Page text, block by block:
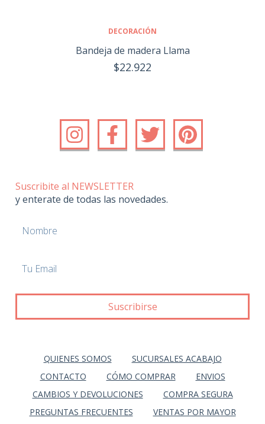
DECORACIÓN
Bandeja de madera Llama
$22.922
Suscribite al NEWSLETTER
y enterate de todas las novedades.
QUIENES SOMOS
SUCURSALES ACABAJO
CONTACTO
CÓMO COMPRAR
ENVIOS
CAMBIOS Y DEVOLUCIONES
COMPRA SEGURA
PREGUNTAS FRECUENTES
VENTAS POR MAYOR